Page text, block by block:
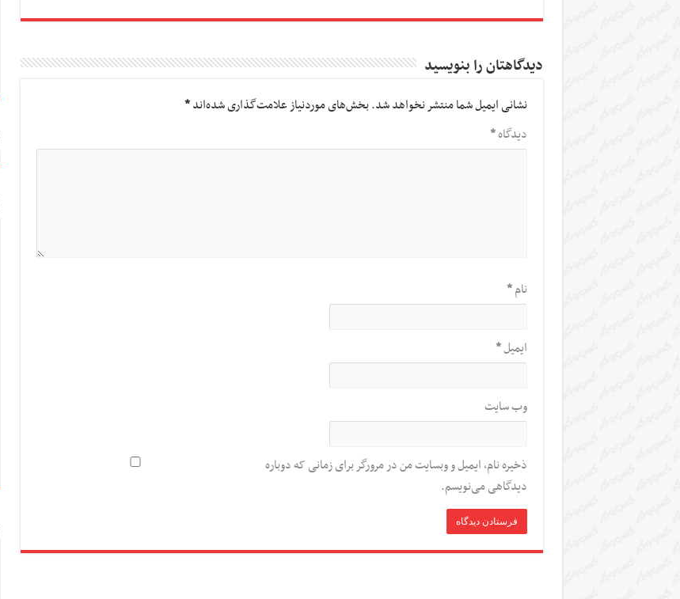
دیدگاهتان را بنویسید
نشانی ایمیل شما منتشر نخواهد شد.بخش‌های موردنیاز علامت‌گذاری شده‌اند*
دیدگاه*
نام*
ایمیل*
وب‌ سایت
ذخیره نام، ایمیل و وبسایت من در مرورگر برای زمانی که دوباره
دیدگاهی می‌نویسم.